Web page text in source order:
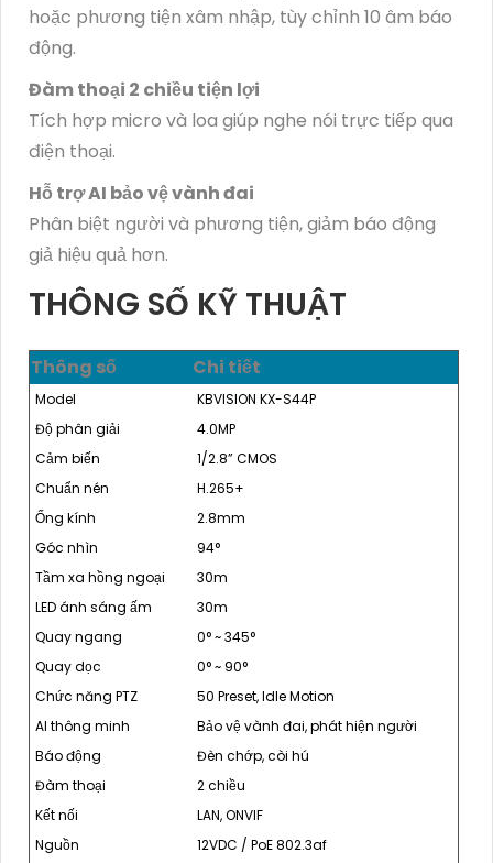
hoặc phương tiện xâm nhập, tùy chỉnh 10 âm báo
động.
Đàm thoại 2 chiều tiện lợi
Tích hợp micro và loa giúp nghe nói trực tiếp qua
điện thoại.
Hỗ trợ AI bảo vệ vành đai
Phân biệt người và phương tiện, giảm báo động
giả hiệu quả hơn.
THÔNG SỐ KỸ THUẬT
Thông số Chi tiết
Model
KBVISION KX-S44P
Độ phân giải
4.0MP
Cảm biến
1/2.8” CMOS
Chuẩn nén
H.265+
Ống kính
2.8mm
Góc nhìn
94°
Tầm xa hồng ngoại
30m
LED ánh sáng ấm
30m
Quay ngang
0° ~ 345°
Quay dọc
0° ~ 90°
Chức năng PTZ
50 Preset, Idle Motion
AI thông minh
Bảo vệ vành đai, phát hiện người
Báo động
Đèn chớp, còi hú
Đàm thoại
2 chiều
Kết nối
LAN, ONVIF
Nguồn
12VDC / PoE 802.3af